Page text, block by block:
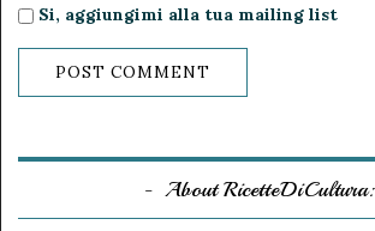
Si, aggiungimi alla tua mailing list
About RicetteDiCultura: